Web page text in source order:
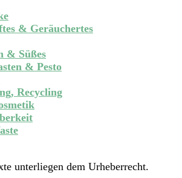
& Geräuchertes
& Süßes
& Pesto
Recycling
unterliegen dem Urheberrecht.